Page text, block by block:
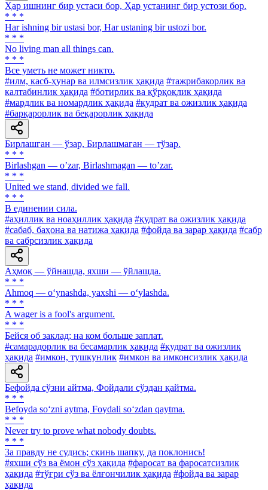
Ҳар ишнинг бир устаси бор, Ҳар устанинг бир устози бор.
* * *
Har ishning bir ustasi bor, Har ustaning bir ustozi bor.
* * *
No living man all things can.
* * *
Все уметь не может никто.
#илм, касб-ҳунар ва илмсизлик ҳақида #тажрибакорлик ва
калтабинлик ҳақида #ботирлик ва қўрқоқлик ҳақида
#мардлик ва номардлик ҳақида #қудрат ва ожизлик ҳақида
#барқарорлик ва беқарорлик ҳақида
Бирлашган — ўзар, Бирлашмаган — тўзар.
* * *
Birlashgan — oʼzar, Birlashmagan — toʼzar.
* * *
United we stand, divided we fall.
* * *
В единении сила.
#аҳиллик ва ноаҳиллик ҳақида #қудрат ва ожизлик ҳақида
#сабаб, баҳона ва натижа ҳақида #фойда ва зарар ҳақида #сабр
ва сабрсизлик ҳақида
Аҳмоқ — ўйнашда, яхши — ўйлашда.
* * *
Ahmoq — o‘ynashda, yaxshi — o‘ylashda.
* * *
A wager is a fool's argument.
* * *
Бейся об заклад; на ком больше заплат.
#самарадорлик ва бесамарлик ҳақида #қудрат ва ожизлик
ҳақида #имкон, тушкунлик #имкон ва имконсизлик ҳақида
Бефойда сўзни айтма, Фойдали сўздан қайтма.
* * *
Befoyda so‘zni aytma, Foydali so‘zdan qaytma.
* * *
Never try to prove what nobody doubts.
* * *
3a правду не судись; скинь шапку, да поклонись!
#яхши сўз ва ёмон сўз ҳақида #фаросат ва фаросатсизлик
ҳақида #тўғри сўз ва ёлғончилик ҳақида #фойда ва зарар
ҳақида